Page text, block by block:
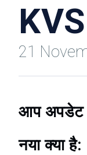
21
आप अपडेट
नया क्या है: